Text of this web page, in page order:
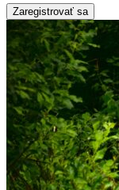
Zaregistrovať sa